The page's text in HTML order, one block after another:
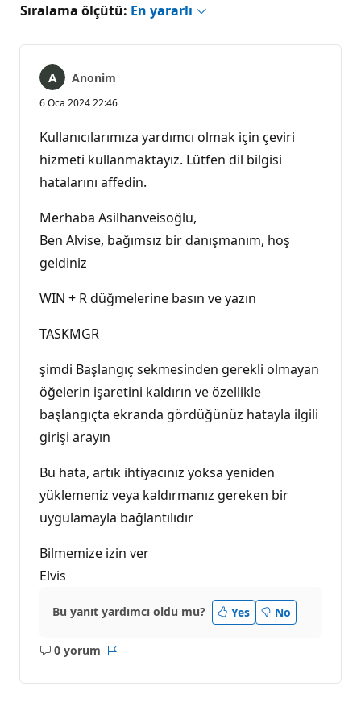
Sıralama ölçütü: En yararlı
Anonim
6 Oca 2024 22:46
Kullanıcılarımıza yardımcı olmak için çeviri
hizmeti kullanmaktayız. Lütfen dil bilgisi
hatalarını affedin.
Merhaba Asilhanveisoğlu,
Ben Alvise, bağımsız bir danışmanım, hoş
geldiniz
WIN + R düğmelerine basın ve yazın
TASKMGR
şimdi Başlangıç sekmesinden gerekli olmayan
öğelerin işaretini kaldırın ve özellikle
başlangıçta ekranda gördüğünüz hatayla ilgili
girişi arayın
Bu hata, artık ihtiyacınız yoksa yeniden
yüklemeniz veya kaldırmanız gereken bir
uygulamayla bağlantılıdır
Bilmemize izin ver
Elvis
Bu yanıt yardımcı oldu mu? Yes No
0 yorum
Açıklama